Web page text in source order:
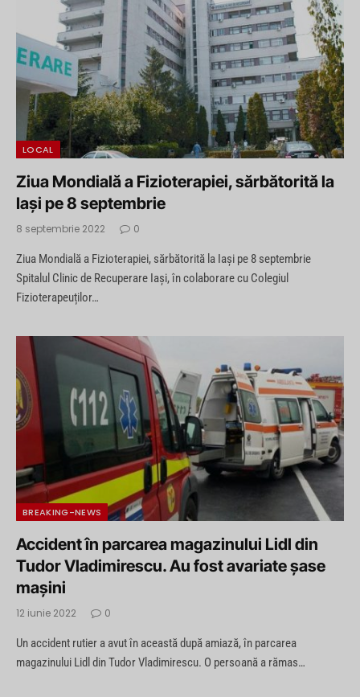
LOCAL
Ziua Mondială a Fizioterapiei, sărbătorită la
Iași pe 8 septembrie
8 septembrie 2022 0
Ziua Mondială a Fizioterapiei, sărbătorită la Iași pe 8 septembrie
Spitalul Clinic de Recuperare Iași, în colaborare cu Colegiul
Fizioterapeuților…
BREAKING-NEWS
Accident în parcarea magazinului Lidl din
Tudor Vladimirescu. Au fost avariate șase
maşini
12 iunie 2022 0
Un accident rutier a avut în această după amiază, în parcarea
magazinului Lidl din Tudor Vladimirescu. O persoană a rămas…